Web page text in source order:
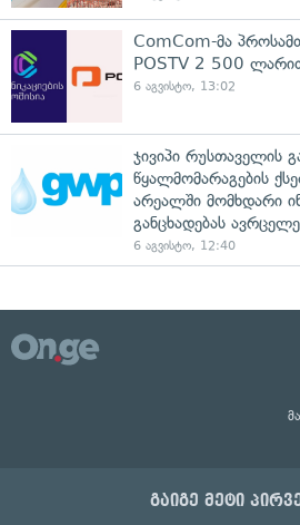
ComCom-მა
POSTV 2 500
6 აგვისტო, 13:02
ჯივიპი რუსთაველის
წყალმომარაგების
არეალში მომხდარი
განცხადებას
6 აგვისტო, 12:40
გაიგე მეტი